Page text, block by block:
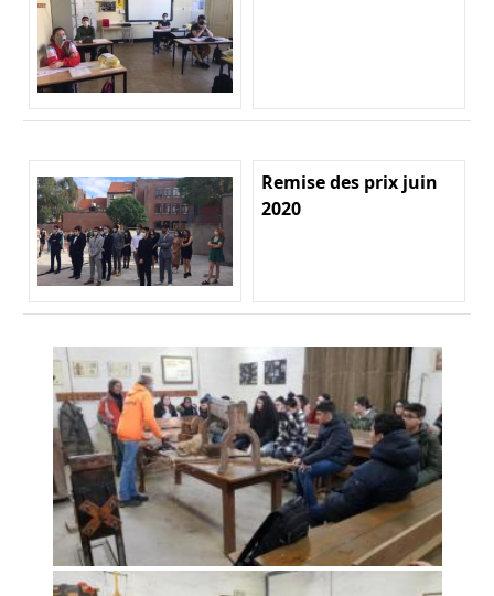
Remise des prix juin
2020